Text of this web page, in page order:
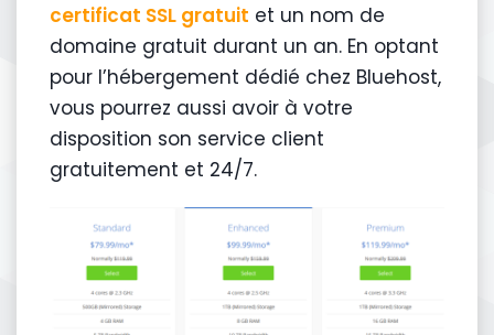
certificat SSL gratuit et un nom de
domaine gratuit durant un an. En optant
pour l’hébergement dédié chez Bluehost,
vous pourrez aussi avoir à votre
disposition son service client
gratuitement et 24/7.